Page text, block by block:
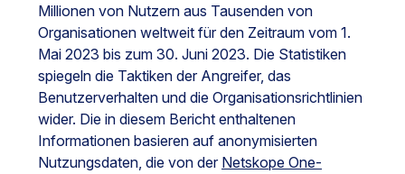
Millionen von Nutzern aus Tausenden von
Organisationen weltweit für den Zeitraum vom 1.
Mai 2023 bis zum 30. Juni 2023. Die Statistiken
spiegeln die Taktiken der Angreifer, das
Benutzerverhalten und die Organisationsrichtlinien
wider. Die in diesem Bericht enthaltenen
Informationen basieren auf anonymisierten
Nutzungsdaten, die von der Netskope One-